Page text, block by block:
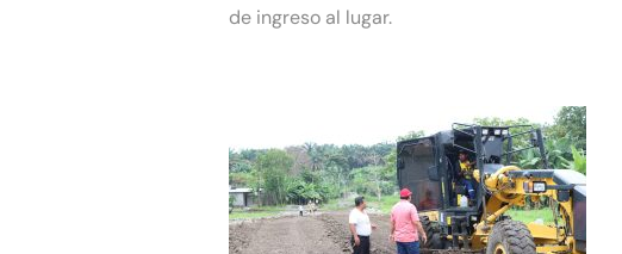
de ingreso al lugar.